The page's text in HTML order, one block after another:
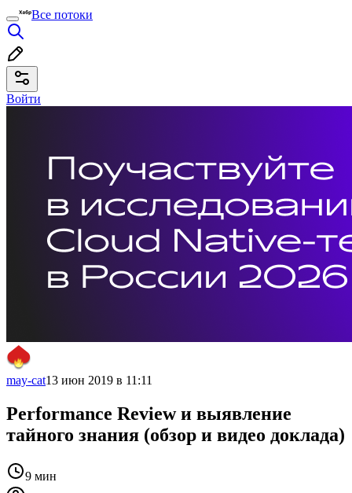
Все потоки
Войти
may-cat13 июн 2019 в 11:11
Performance Review и выявление
тайного знания (обзор и видео доклада)
9 мин